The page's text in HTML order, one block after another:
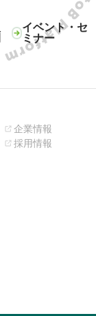
イベント・セ
ミナー
企業情報
採用情報